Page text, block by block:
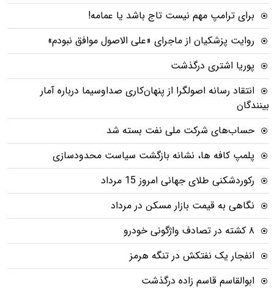
برای ترامپ مهم نیست تاج باشد یا عمامه!
روایت پزشکیان از ماجرای «علی الاصول موافق نبودم»
پوریا اشتری درگذشت
انتقاد رسانه اصولگرا از پنهان‌کاری صداوسیما درباره آمار
بینندگان
حساب‌های شرکت ملی نفت بسته شد
پلمپ کافه ها، نشانه بازگشت سیاست محدودسازی
رکوردشکنی طلای جهانی امروز 15 مرداد
نگاهی به قیمت بازار مسکن در مرداد
۸ کشته در تصادف واژگونی خودرو
انفجار یک نفتکش در تنگه هرمز
ابوالقاسم قاسم زاده درگذشت